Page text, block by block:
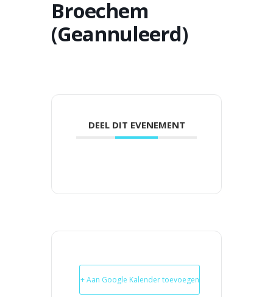
Broechem
(Geannuleerd)
DEEL DIT EVENEMENT
+ Aan Google Kalender toevoegen